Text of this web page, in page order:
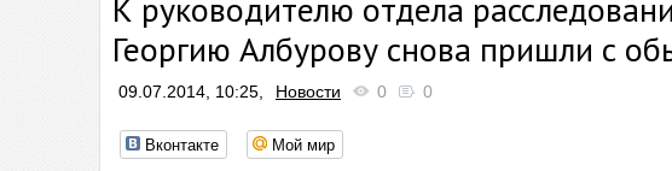
К руководителю отдела
Георгию Албурову снова пришли с
09.07.2014, 10:25, Новости 0 0
Вконтакте Мой мир